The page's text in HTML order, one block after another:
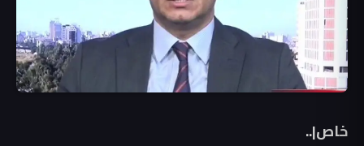
خاص|..